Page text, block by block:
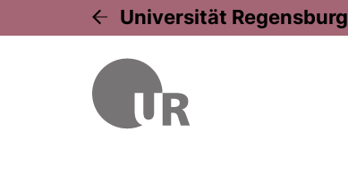
Universität Regensburg